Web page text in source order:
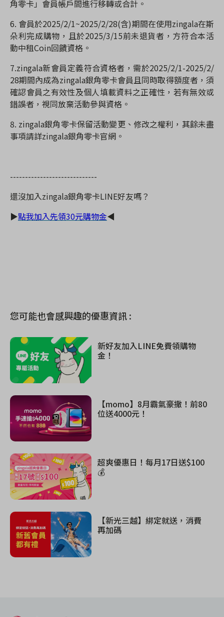
角零卡」會員帳戶間進行移轉或合計。
6. 會員於2025/2/1~2025/2/28(含)期間在使用zingala在斯
朵利完成購物，且於2025/3/15前未退貨者，方符合本活
動中租Coin回饋資格。
7.zingala新會員定義符合資格者，需於2025/2/1-2025/2/
28期間內成為zingala銀角零卡會員且同時取得額度者，須
確認會員之有效性及個人填載資料之正確性，若有無效或
錯誤者，視同放棄活動參與資格。
8. zingala銀角零卡保留活動變更、修改之權利，其餘未盡
事項請詳zingala銀角零卡官網。
-----------------------------
還沒加入zingala銀角零卡LINE好友嗎？
▶點我加入先領30元購物金◀
您可能也會感興趣的優惠資訊 :
新好友加入LINE免費領購物
金！
【momo】8月霸氣豪撒！前80
位送4000元！
超爽優惠日！每月17日送$100
💰
【新光三越】綁定就送，消費
再加碼